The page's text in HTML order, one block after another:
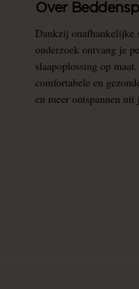
Over
Dankzij onafhankelijke
onderzoek ontvang je
slaapoplossing op
comfortabele en
en meer ontspannen uit